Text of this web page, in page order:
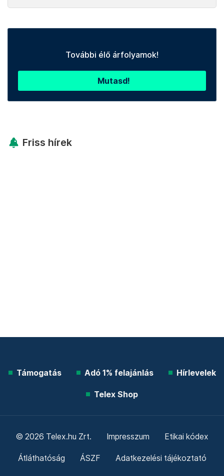
További élő árfolyamok!
Mutasd!
Friss hírek
Támogatás Adó 1% felajánlás Hírlevelek
Telex Shop
© 2026 Telex.hu Zrt. Impresszum Etikai kódex
Átláthatóság ÁSZF Adatkezelési tájékoztató